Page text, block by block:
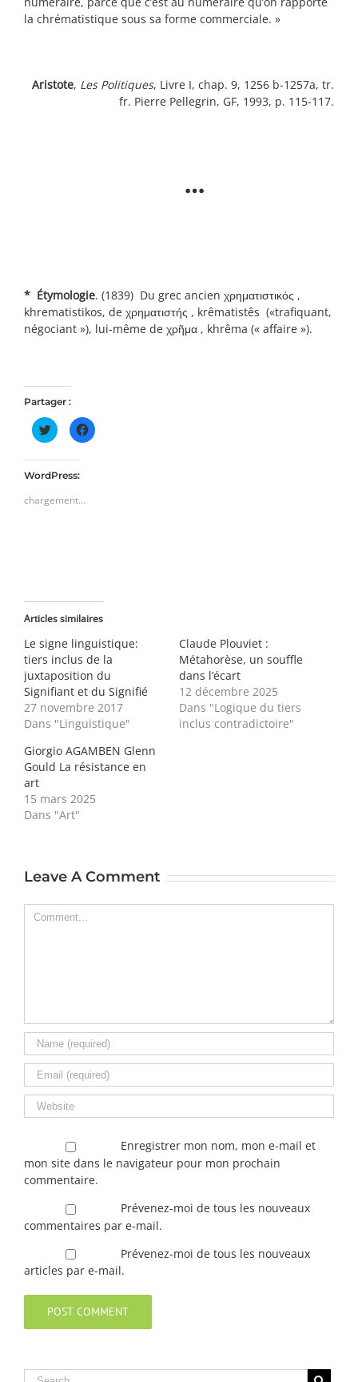
la chrématistique sous sa forme commerciale. »
Aristote, Les Politiques, Livre I, chap. 9, 1256 b-1257a, tr.
fr. Pierre Pellegrin, GF, 1993, p. 115-117.
…
* Étymologie. (1839) Du grec ancien χρηματιστικός ,
khrematistikos, de χρηματιστής , krêmatistês («trafiquant,
négociant »), lui-même de χρῆμα , khrêma (« affaire »).
Partager :
Cliquez
pour
partager
dans
fenêtre)
Cliquez
pour
WordPress:
chargement…
Articles similaires
Le signe linguistique:
tiers inclus de la
juxtaposition du
Signifiant et du Signifié
27 novembre 2017
Dans "Linguistique"
Claude Plouviet :
Métahorèse, un souffle
dans l’écart
12 décembre 2025
Dans "Logique du tiers
inclus contradictoire"
Giorgio AGAMBEN Glenn
Gould La résistance en
art
15 mars 2025
Dans "Art"
Leave A Comment
Comment
Enregistrer mon nom, mon e-mail et
mon site dans le navigateur pour mon prochain
commentaire.
Prévenez-moi de tous les nouveaux
commentaires par e-mail.
Prévenez-moi de tous les nouveaux
articles par e-mail.